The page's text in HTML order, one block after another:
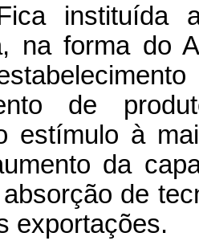
instituída a
na forma do
de
estímulo à
da
de
exportações.